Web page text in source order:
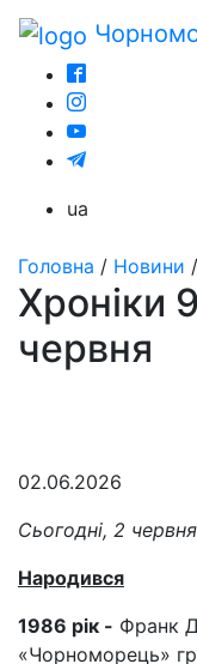
ua
Головна / Новини /
Хроніки
червня
02.06.2026
Сьогодні, 2
Народився
1986 рік - Франк
«Чорноморець»